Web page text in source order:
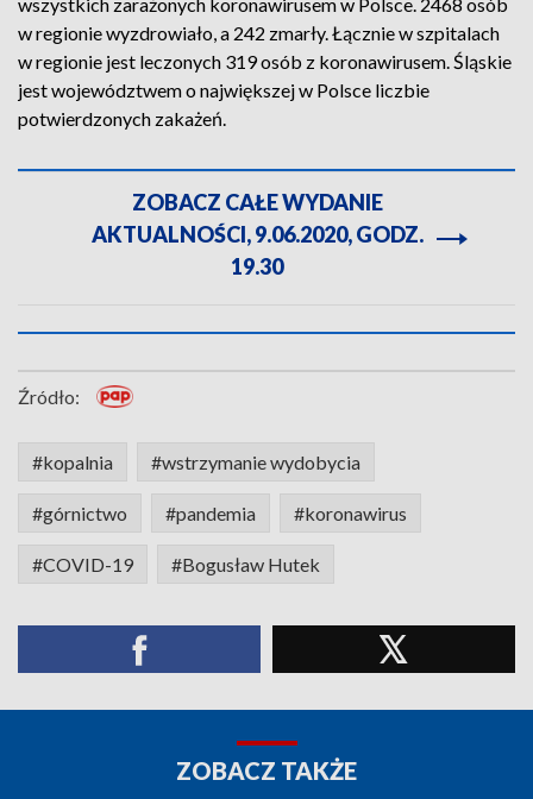
w regionie wyzdrowiało, a 242 zmarły. Łącznie w szpitalach
w regionie jest leczonych 319 osób z koronawirusem. Śląskie
jest województwem o największej w Polsce liczbie
potwierdzonych zakażeń.
ZOBACZ CAŁE WYDANIE
AKTUALNOŚCI, 9.06.2020, GODZ.
19.30
Źródło:
#kopalnia #wstrzymanie wydobycia
#górnictwo #pandemia #koronawirus
#COVID-19 #Bogusław Hutek
ZOBACZ TAKŻE